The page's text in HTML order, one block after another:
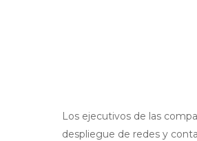
Los ejecutivos de las
despliegue de redes y